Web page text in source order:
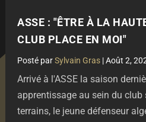
ASSE : "ÊTRE À LA
CLUB PLACE EN MOI"
parSylvain Gras |Août 2,
Arrivé à l'ASSE la saison
apprentissage au sein du
terrains, le jeune défenseur